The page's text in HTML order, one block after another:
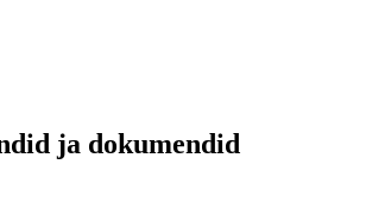
ja dokumendid